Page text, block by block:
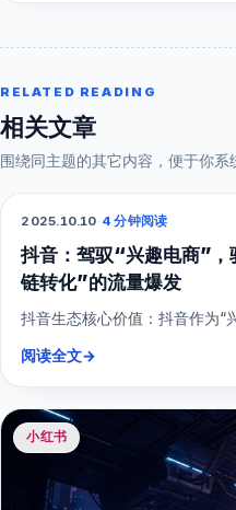
RELATED READING
相关文章
围绕同主题的其它内容，便于你系
抖音短视频
2025.10.10·4 分钟阅读
抖音：驾驭“兴趣电商”
链转化”的流量爆发
抖音生态核心价值：抖音作为“
阅读全文→
小红书